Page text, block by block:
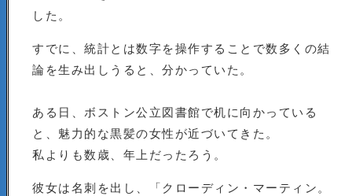
した。
すでに、統計とは数字を操作することで数多くの結
論を生み出しうると、分かっていた。
ある日、ボストン公立図書館で机に向かっている
と、魅力的な黒髪の女性が近づいてきた。
私よりも数歳、年上だったろう。
彼女は名刺を出し、「クローディン・マーティン。